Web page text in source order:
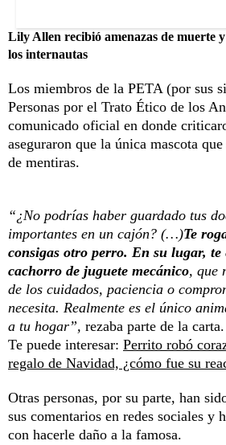
Lily Allen recibió amenazas de muerte
los internautas
Los miembros de la PETA (por sus
Personas por el Trato Ético de los
comunicado oficial en donde
aseguraron que la única mascota
de mentiras.
“¿No podrías haber guardado tus
importantes en un cajón? (…)Te
consigas otro perro. En su lugar, te
cachorro de juguete mecánico, que
de los cuidados, paciencia o
necesita. Realmente es el único
a tu hogar”, rezaba parte de la carta.
Te puede interesar: Perrito robó
regalo de Navidad, ¿cómo fue su
Otras personas, por su parte, han
sus comentarios en redes sociales y
con hacerle daño a la famosa.